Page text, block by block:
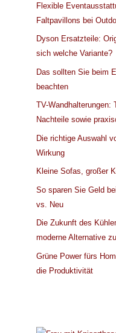
Flexible
Faltpavillons bei
Dyson Ersatzteile:
sich welche Variante?
Das sollten Sie beim
beachten
TV-Wandhalterungen:
Nachteile sowie
Die richtige Auswahl
Wirkung
Kleine Sofas, großer
So sparen Sie Geld
vs. Neu
Die Zukunft des
moderne Alternative
Grüne Power fürs
die Produktivität